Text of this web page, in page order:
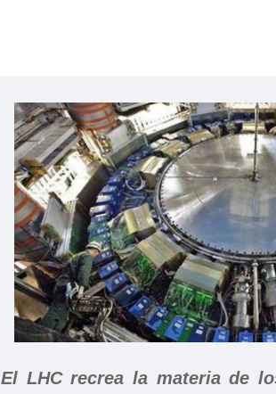
El LHC recrea la materia de